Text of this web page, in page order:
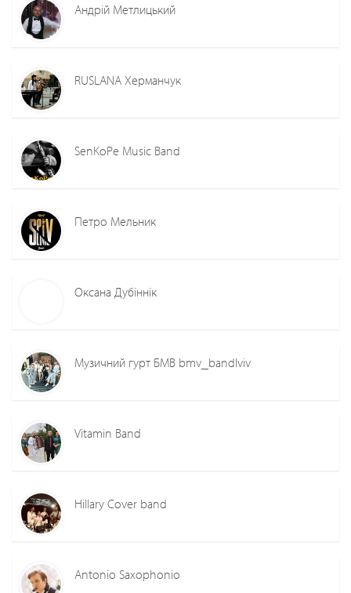
Андрій Метлицький
RUSLANA Херманчук
SenKoPe Music Band
Петро Мельник
Оксана Дубіннік
Музичний гурт БМВ bmv_bandlviv
Vitamin Band
Hillary Cover band
Antonio Saxophonio